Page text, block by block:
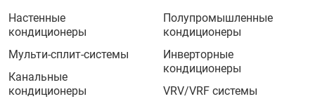
Настенные
кондиционеры
Мульти-сплит-системы
Канальные
кондиционеры
Полупромышленные
кондиционеры
Инверторные
кондиционеры
VRV/VRF системы